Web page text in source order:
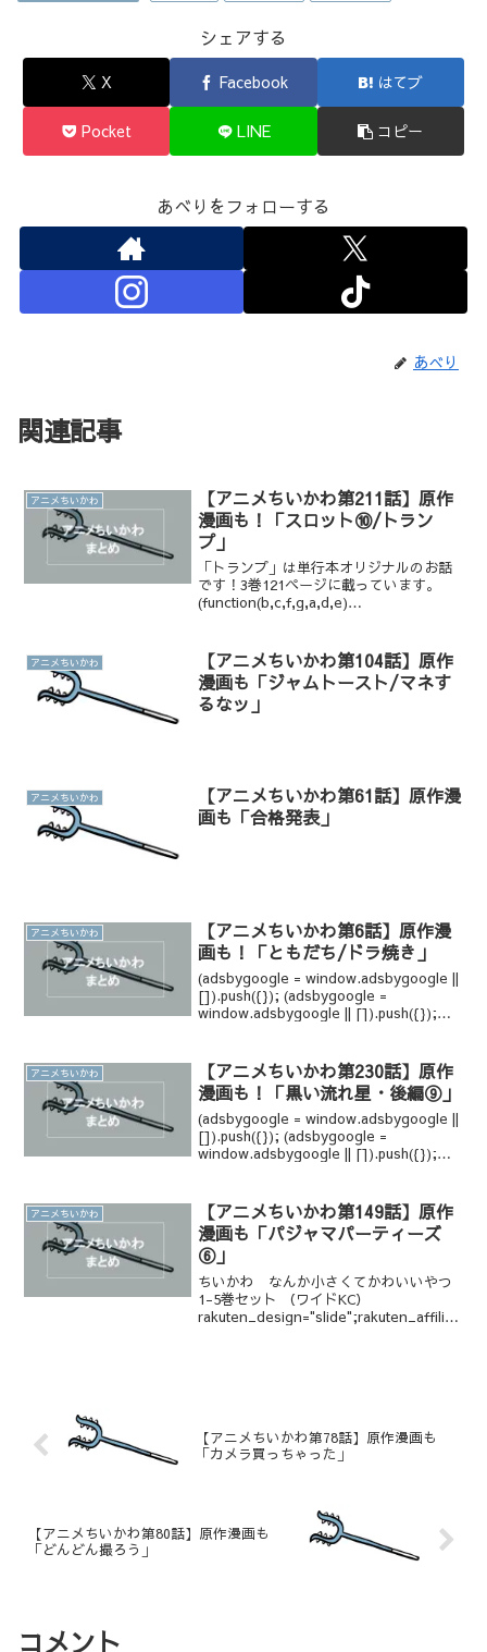
シェアする
X Facebook はてブ
Pocket LINE コピー
あべりをフォローする
あべり
関連記事
アニメちいかわ
【アニメちいかわ第211話】原作
漫画も！「スロット⑩/トラン
プ」
「トランプ」は単行本オリジナルのお話
です！3巻121ページに載っています。
(function(b,c,f,g,a,d,e)
アニメちいかわ
【アニメちいかわ第104話】原作
漫画も「ジャムトースト/マネす
るなッ」
アニメちいかわ
【アニメちいかわ第61話】原作漫
画も「合格発表」
アニメちいかわ
【アニメちいかわ第6話】原作漫
画も！「ともだち/ドラ焼き」
(adsbygoogle = window.adsbygoogle ||
[]).push({}); (adsbygoogle =
window.adsbygoogle || []).push({});
アニメちいかわ
【アニメちいかわ第230話】原作
漫画も！「黒い流れ星・後編⑨」
(adsbygoogle = window.adsbygoogle ||
[]).push({}); (adsbygoogle =
window.adsbygoogle || []).push({});
アニメちいかわ
【アニメちいかわ第149話】原作
漫画も「パジャマパーティーズ
⑥」
ちいかわ なんか小さくてかわいいやつ
1-5巻セット （ワイドKC）
rakuten_design="slide";rakuten_affiliat
【アニメちいかわ第78話】原作漫画も
「カメラ買っちゃった」
【アニメちいかわ第80話】原作漫画も
「どんどん撮ろう」
コメント